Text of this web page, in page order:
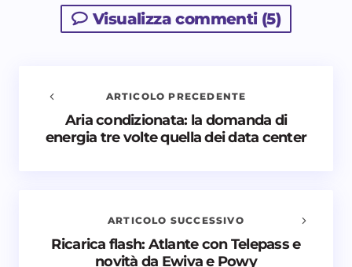
Visualizza commenti (5)
Avvisami quando vengono aggiunti nuovi
commenti
ARTICOLO PRECEDENTE
Aria condizionata: la domanda di
energia tre volte quella dei data center
ARTICOLO SUCCESSIVO
Ricarica flash: Atlante con Telepass e
novità da Ewiva e Powy